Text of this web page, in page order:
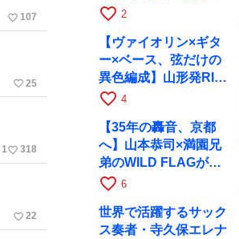
favorite_border 107
favorite_border 25
1favorite_border 318
favorite_border 22
月11日に京都RAGへ
favorite_border 2
【ヴァイオリン×ギタ
ー×ベース、弦だけの
異色編成】山形発RIM
が初全国ツアーで8月
favorite_border 4
【35年の轟音、京都
へ】山本恭司×満園兄
弟のWILD FLAGが8
月6日にRAGでライブ
favorite_border 6
世界で活躍するサック
ス奏者・寺久保エレナ